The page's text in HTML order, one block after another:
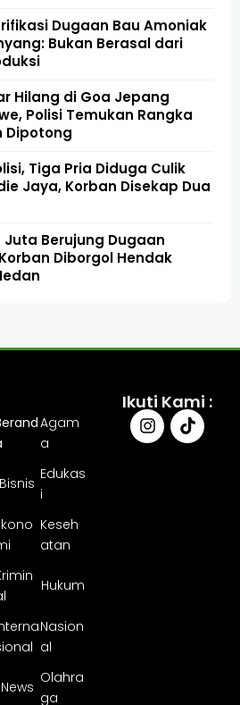
Dugaan Bau Amoniak
Bukan Berasal dari
Hilang di Goa Jepang
Polisi Temukan Rangka
Dipotong
Tiga Pria Diduga Culik
Jaya, Korban Disekap Dua
Juta Berujung Dugaan
Diborgol Hendak
Agam
a
Bisnis
Edukas
i
Keseh
atan
Hukum
Nasion
al
News
Olahra
ga
Ikuti Kami :